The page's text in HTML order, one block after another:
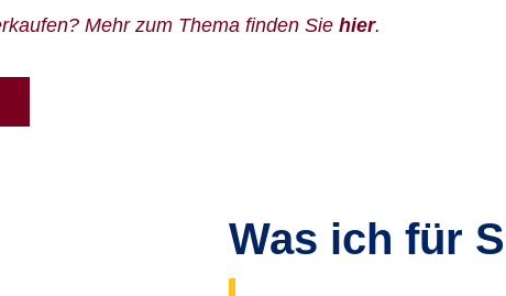
Mehr zum Thema finden Sie hier.
Was ich für